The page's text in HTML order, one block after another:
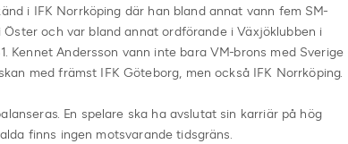
i IFK Norrköping där han bland annat vann fem SM-
och var bland annat ordförande i Växjöklubben i
Kennet Andersson vann inte bara VM-brons med Sverige
med främst IFK Göteborg, men också IFK Norrköping.
En spelare ska ha avslutat sin karriär på hög
finns ingen motsvarande tidsgräns.